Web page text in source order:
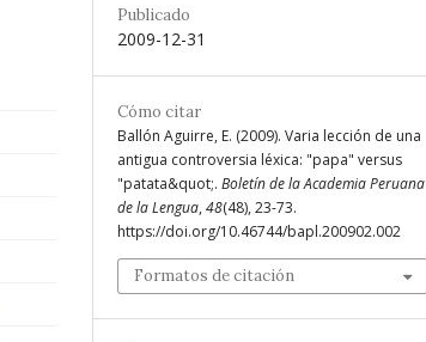
Publicado
2009-12-31
Cómo citar
Ballón Aguirre, E. (2009). Varia lección de una
antigua controversia léxica: "papa" versus
"patata&quot;. Boletín de la Academia Peruana
de la Lengua, 48(48), 23-73.
https://doi.org/10.46744/bapl.200902.002
Formatos de citación